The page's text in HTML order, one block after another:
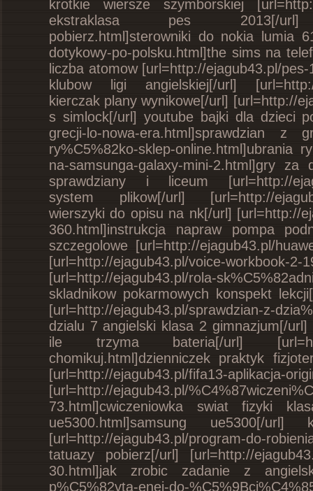
krotkie wiersze szymborskiej
ekstraklasa pes 2013[/url]
pobierz.html]sterowniki do nokia lumia
dotykowy-po-polsku.html]the sims na
liczba atomow [url=http://ejagub43.pl/
klubow ligi angielskiej[/url] [url=http://
kierczak plany wynikowe[/url] [url=http://
s simlock[/url] youtube bajki dla dzieci
grecji-lo-nowa-era.html]sprawdzian z
ry%C5%82ko-sklep-online.html]ubrania
na-samsunga-galaxy-mini-2.html]gry
sprawdziany i liceum [url=http://
system plikow[/url] [url=http://
wierszyki do opisu na nk[/url] [url=http://
360.html]instrukcja napraw pompa
szczegolowe [url=http://ejagub43.pl/
[url=http://ejagub43.pl/voice-
[url=http://ejagub43.pl/rola-
skladnikow pokarmowych konspekt
[url=http://ejagub43.pl/sprawdzian-z-
dzialu 7 angielski klasa 2 gimnazjum[/
ile trzyma bateria[/url] [url=http://
chomikuj.html]dzienniczek praktyk
[url=http://ejagub43.pl/fifa13-
[url=http://ejagub43.pl/
73.html]cwiczeniowka swiat fizyki
ue5300.html]samsung ue5300[/
[url=http://ejagub43.pl/program-do-
tatuazy pobierz[/url] [url=http://
30.html]jak zrobic zadanie z
p%C5%82yta-enej-do-